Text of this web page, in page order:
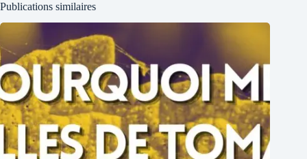
Publications similaires